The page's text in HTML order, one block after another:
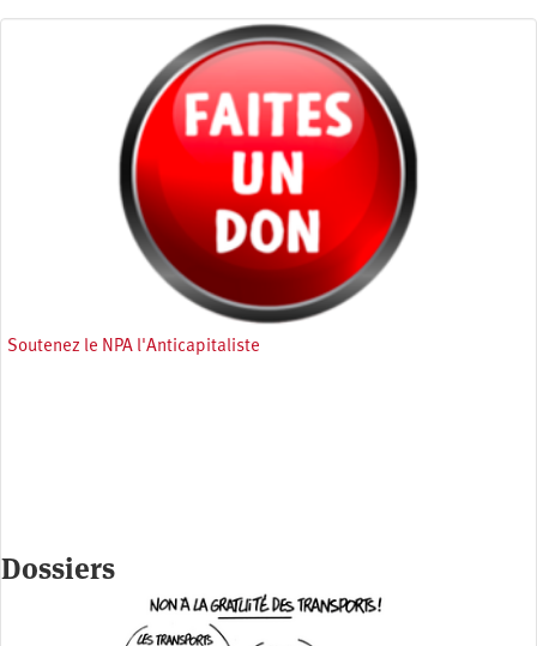
Soutenez le NPA l'Anticapitaliste
Dossiers